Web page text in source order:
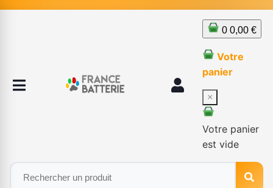
0 0,00 €
Votre
panier
×
Votre panier
est vide